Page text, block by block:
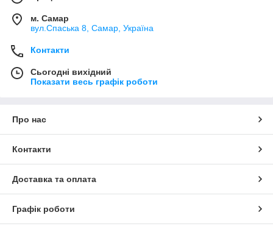
м. Самар
вул.Спаська 8, Самар, Україна
Контакти
Сьогодні вихідний
Показати весь графік роботи
Про нас
Контакти
Доставка та оплата
Графік роботи